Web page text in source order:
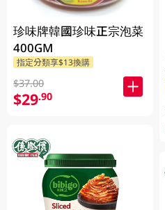
珍味牌韓國珍味正宗泡菜
400GM
指定分類享$13換購
$37.00
$29.90